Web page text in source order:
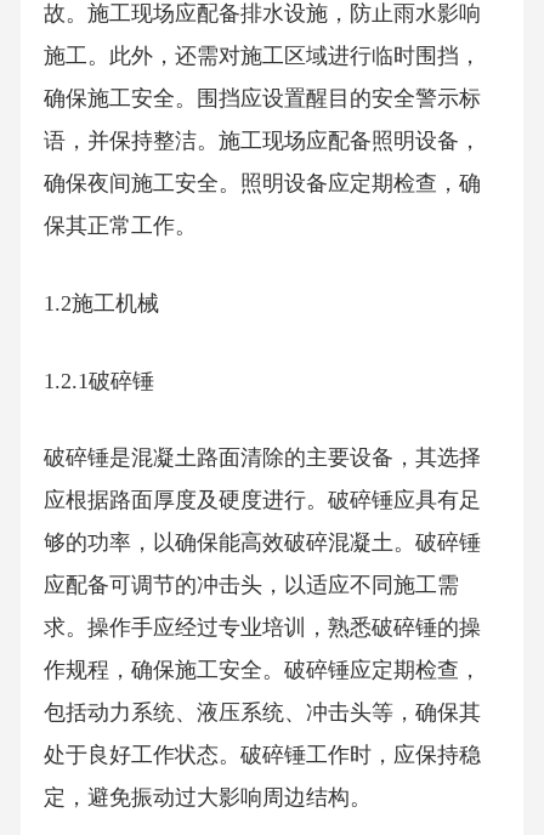
故。施工现场应配备排水设施，防止雨水影响
施工。此外，还需对施工区域进行临时围挡，
确保施工安全。围挡应设置醒目的安全警示标
语，并保持整洁。施工现场应配备照明设备，
确保夜间施工安全。照明设备应定期检查，确
保其正常工作。
1.2施工机械
1.2.1破碎锤
破碎锤是混凝土路面清除的主要设备，其选择
应根据路面厚度及硬度进行。破碎锤应具有足
够的功率，以确保能高效破碎混凝土。破碎锤
应配备可调节的冲击头，以适应不同施工需
求。操作手应经过专业培训，熟悉破碎锤的操
作规程，确保施工安全。破碎锤应定期检查，
包括动力系统、液压系统、冲击头等，确保其
处于良好工作状态。破碎锤工作时，应保持稳
定，避免振动过大影响周边结构。